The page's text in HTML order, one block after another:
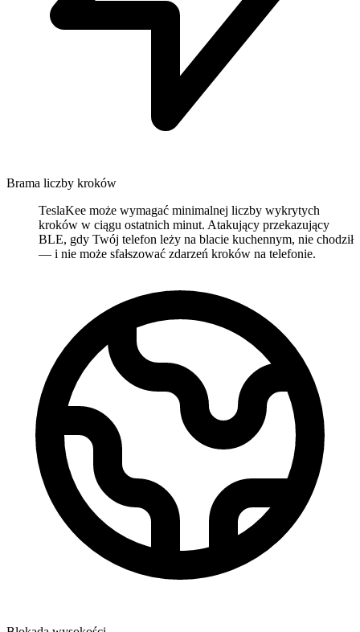
Brama liczby kroków
TeslaKee może wymagać minimalnej liczby wykrytych
kroków w ciągu ostatnich minut. Atakujący przekazujący
BLE, gdy Twój telefon leży na blacie kuchennym, nie chodził
— i nie może sfałszować zdarzeń kroków na telefonie.